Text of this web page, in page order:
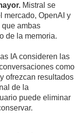
Mistral se
mercado, OpenAI y
ambas
de la memoria.
IA consideren las
como
ofrezcan resultados
de la
puede eliminar